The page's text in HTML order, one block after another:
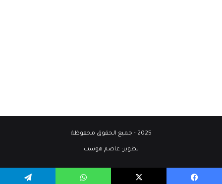
2025 - جميع الحقوق محفوظة
تطوير:عاصم هوست